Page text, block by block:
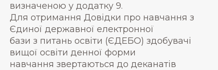
визначеною у додатку 9.
Для отримання Довідки про навчання з
Єдиної державної електронної
бази з питань освіти (ЄДЕБО) здобувачі
вищої освіти денної форми
навчання звертаються до деканатів